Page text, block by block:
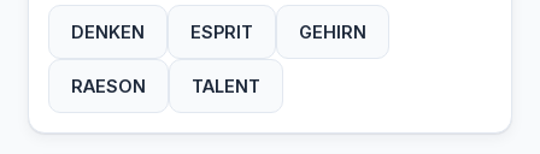
DENKEN ESPRIT GEHIRN
RAESON TALENT